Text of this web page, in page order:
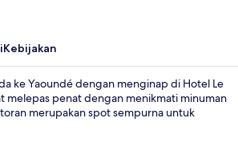
Kebijakan
ke Yaoundé dengan menginap di Hotel Le
melepas penat dengan menikmati minuman
merupakan spot sempurna untuk